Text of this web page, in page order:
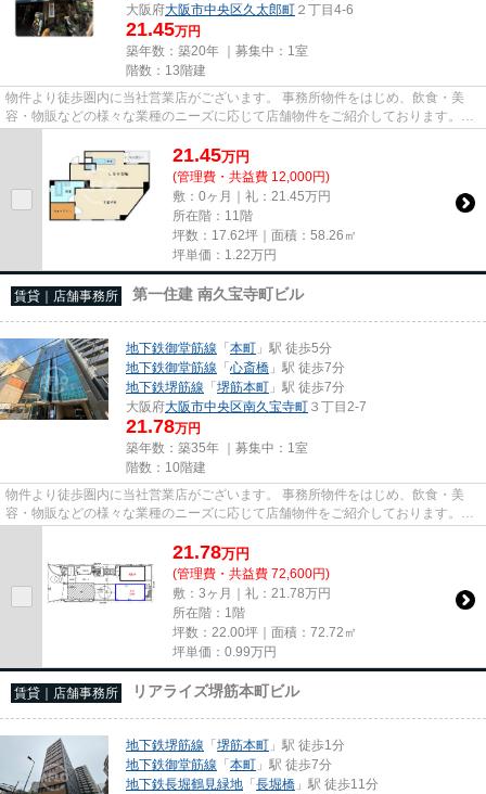
大阪府大阪市中央区久太郎町 ２丁目4-6
21.45万円
築年数：築20年 ｜募集中： 1室
階数：13階建
物件より徒歩圏内に当社営業店がございます。 事務所物件をはじめ、飲食・美
容・物販などの様々な業種のニーズに応じて店舗物件をご紹介しております。
尚、弊社ではおとり広告は一切...
21.45万円
(管理費・共益費 12,000円)
敷：0ヶ月｜礼：21.45万円
所在階：11階
坪数：17.62坪｜面積：58.26㎡
坪単価： 1.22万円
賃貸｜店舗事務所 第一住建 南久宝寺町ビル
地下鉄御堂筋線 「本町 」駅 徒歩5分
地下鉄御堂筋線 「心斎橋 」駅 徒歩7分
地下鉄堺筋線 「堺筋本町 」駅 徒歩7分
大阪府大阪市中央区南久宝寺町 ３丁目2-7
21.78万円
築年数：築35年 ｜募集中： 1室
階数：10階建
物件より徒歩圏内に当社営業店がございます。 事務所物件をはじめ、飲食・美
容・物販などの様々な業種のニーズに応じて店舗物件をご紹介しております。
尚、弊社ではおとり広告は一切...
21.78万円
(管理費・共益費 72,600円)
敷：3ヶ月｜礼：21.78万円
所在階：1階
坪数：22.00坪｜面積：72.72㎡
坪単価： 0.99万円
賃貸｜店舗事務所 リアライズ堺筋本町ビル
地下鉄堺筋線 「堺筋本町 」駅 徒歩1分
地下鉄御堂筋線 「本町 」駅 徒歩7分
地下鉄長堀鶴見緑地 「長堀橋 」駅 徒歩11分